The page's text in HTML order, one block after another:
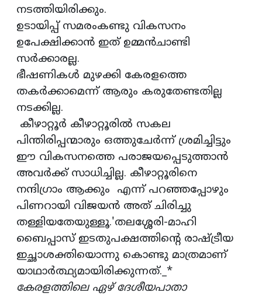
നടത്തിയിരിക്കും.
ഉടായിപ്പ് സമരംകണ്ടു വികസനം
ഉപേക്ഷിക്കാൻ ഇത് ഉമ്മൻ‌ചാണ്ടി
സർക്കാരല്ല.
ഭീഷണികൾ മുഴക്കി കേരളത്തെ
തകർക്കാമെന്ന് ആരും കരുതേണ്ടതില്ല
നടക്കില്ല.
കീഴാറ്റൂർ കീഴാറ്റൂരിൽ സകല
പിന്തിരിപ്പന്മാരും ഒത്തുചേർന്ന് ശ്രമിച്ചിട്ടും
ഈ വികസനത്തെ പരാജയപ്പെടുത്താൻ
അവർക്ക് സാധിച്ചില്ല. കീഴാറ്റൂരിനെ
നന്ദിഗ്രാം ആക്കും എന്ന് പറഞ്ഞപ്പോഴും
പിണറായി വിജയൻ അത് ചിരിച്ചു
തള്ളിയതേയുള്ളൂ.'തലശ്ശേരി-മാഹി
ബൈപ്പാസ് ഇടതുപക്ഷത്തിന്റെ രാഷ്ട്രീയ
ഇച്ഛാശക്തിയൊന്നു കൊണ്ടു മാത്രമാണ്
യാഥാർത്ഥ്യമായിരിക്കുന്നത്._*
കേരളത്തിലെ ഏഴ് ദേശീയപാതാ